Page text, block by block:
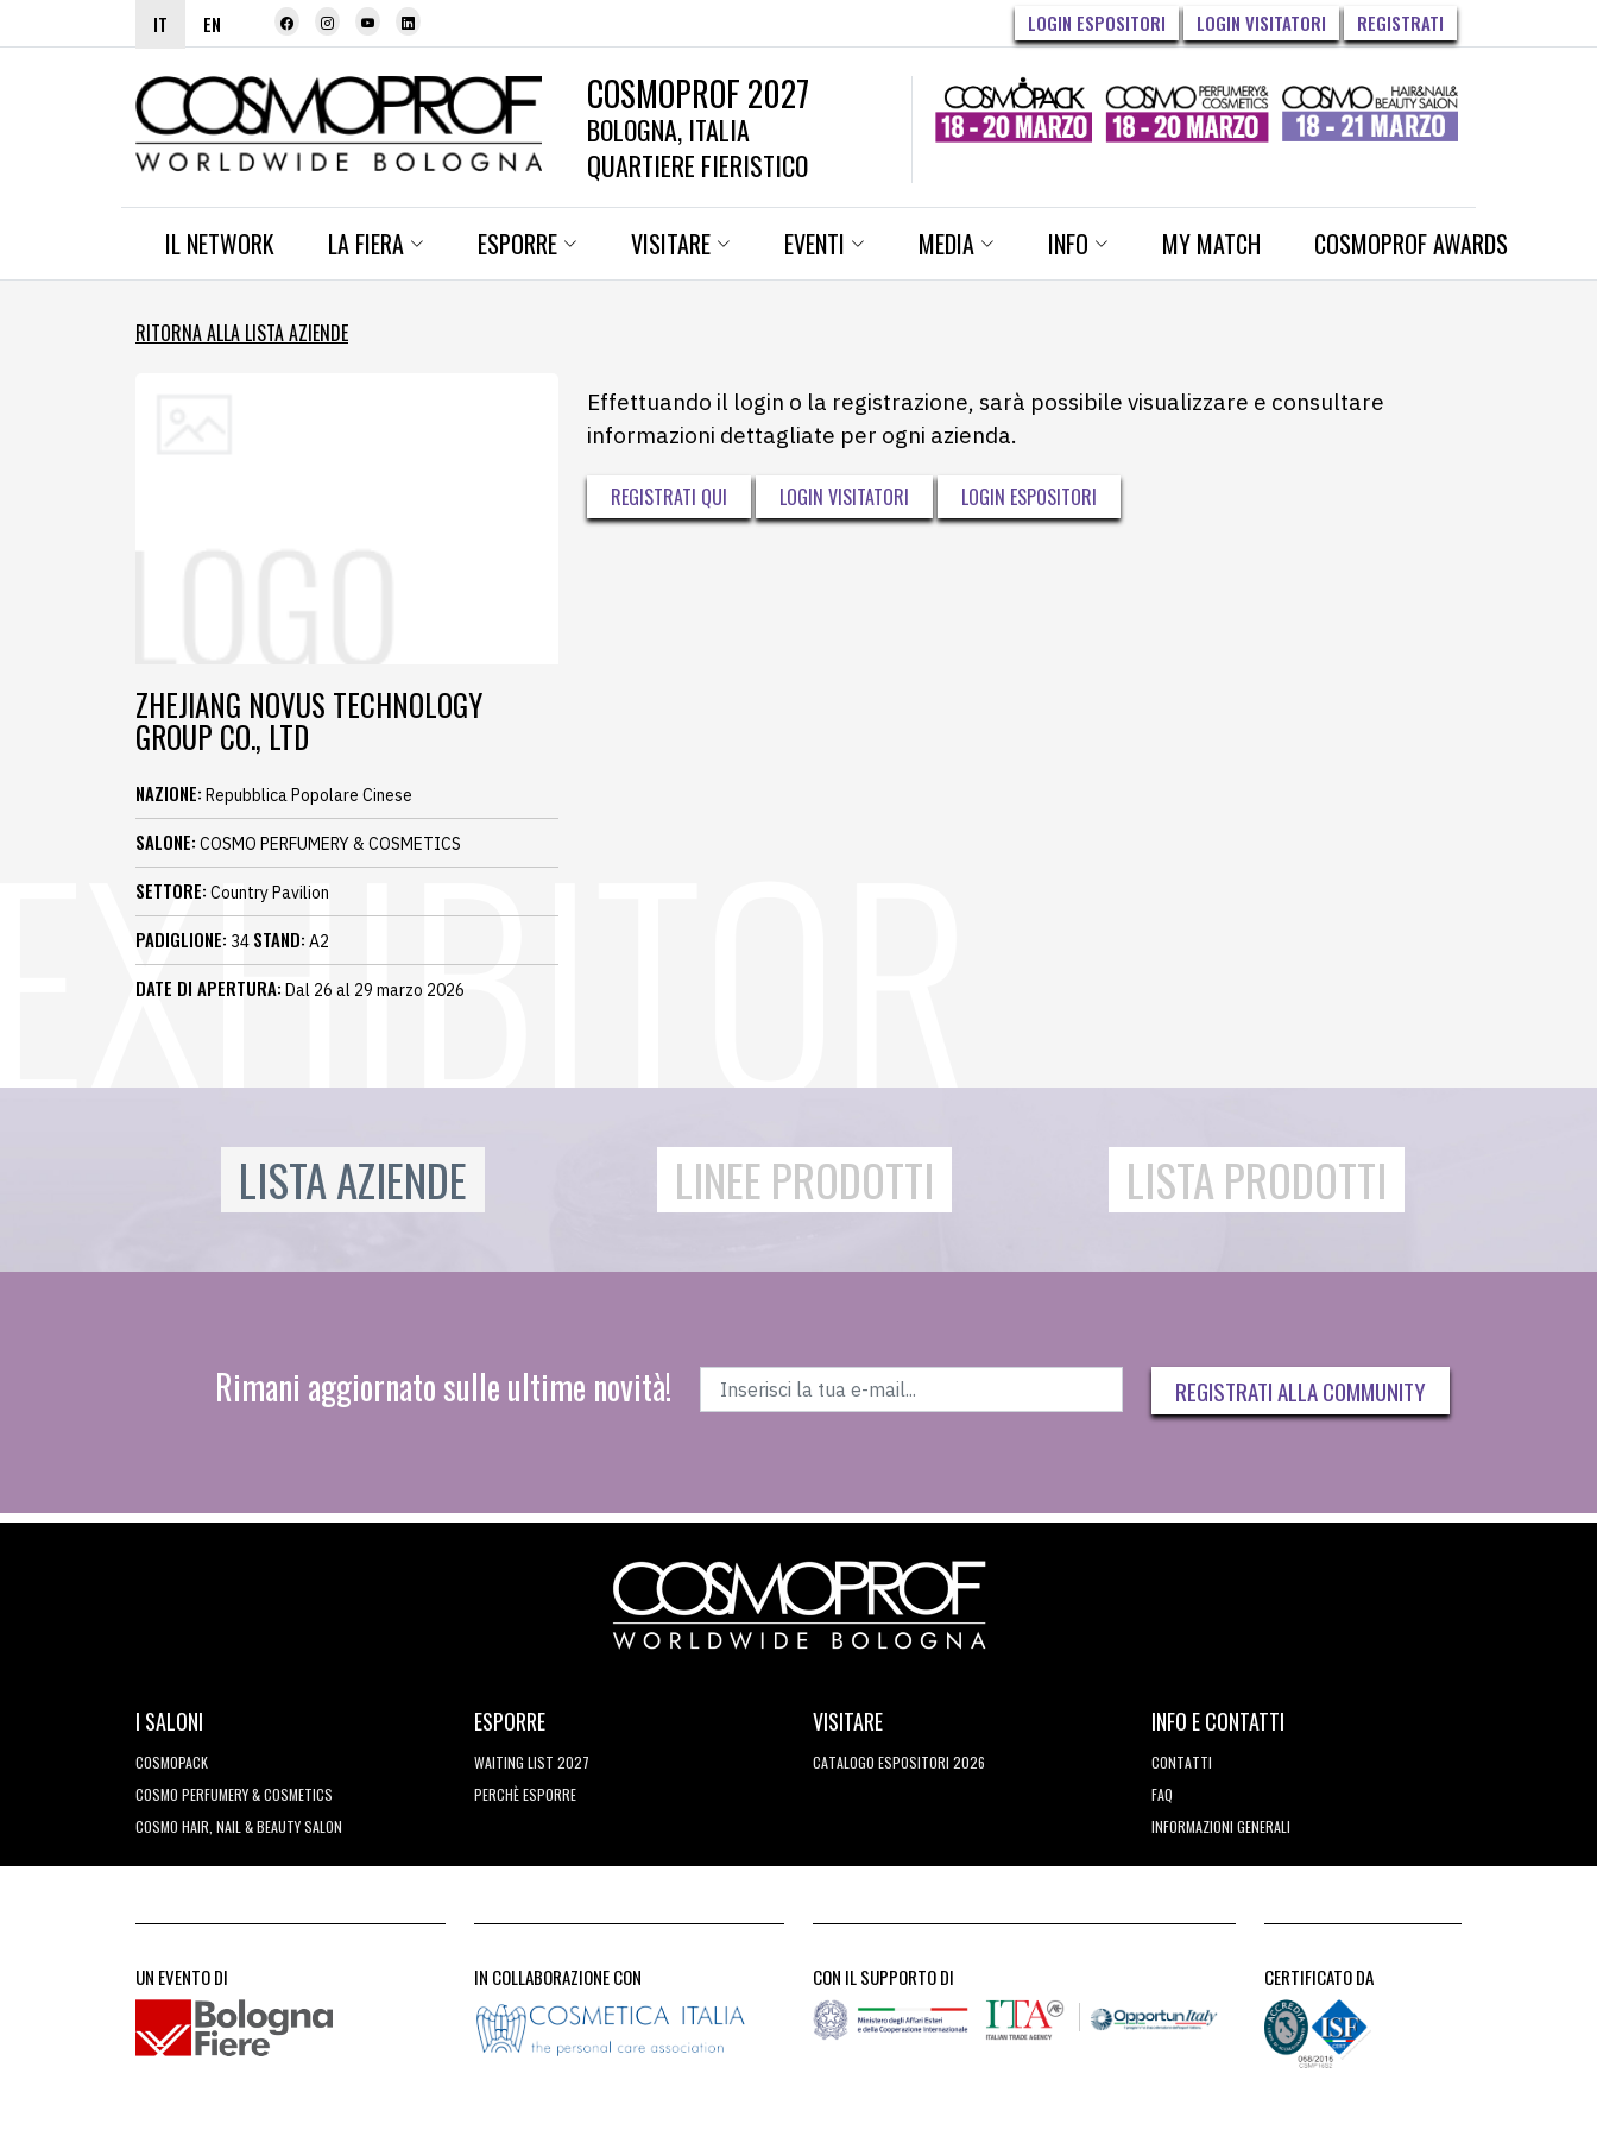
IT EN LOGIN ESPOSITORI LOGIN VISITATORI REGISTRATI
COSMOPROF 2027
BOLOGNA, ITALIA
QUARTIERE FIERISTICO
IL NETWORK LA FIERA ESPORRE VISITARE EVENTI MEDIA INFO MY MATCH COSMOPROF AWARDS
RITORNA ALLA LISTA AZIENDE
ZHEJIANG NOVUS TECHNOLOGY
GROUP CO., LTD
NAZIONE: Repubblica Popolare Cinese
SALONE: COSMO PERFUMERY & COSMETICS
SETTORE: Country Pavilion
PADIGLIONE: 34 STAND: A2
DATE DI APERTURA: Dal 26 al 29 marzo 2026
Effettuando il login o la registrazione, sarà possibile visualizzare e consultare
informazioni dettagliate per ogni azienda.
REGISTRATI QUI LOGIN VISITATORI LOGIN ESPOSITORI
LISTA AZIENDE LINEE PRODOTTI LISTA PRODOTTI
Rimani aggiornato sulle ultime novità! REGISTRATI ALLA COMMUNITY
I SALONI
COSMOPACK
COSMO PERFUMERY & COSMETICS
COSMO HAIR, NAIL & BEAUTY SALON
ESPORRE
WAITING LIST 2027
PERCHÈ ESPORRE
VISITARE
CATALOGO ESPOSITORI 2026
INFO E CONTATTI
CONTATTI
FAQ
INFORMAZIONI GENERALI
UN EVENTO DI IN COLLABORAZIONE CON CON IL SUPPORTO DI CERTIFICATO DA